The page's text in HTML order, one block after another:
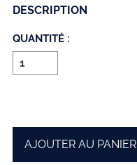
DESCRIPTION
QUANTITÉ :
AJOUTER AU PANIER